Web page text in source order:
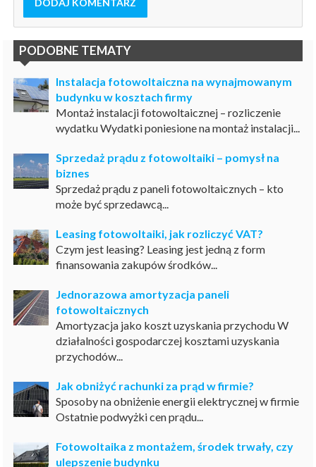
DODAJ KOMENTARZ
PODOBNE TEMATY
Instalacja fotowoltaiczna na wynajmowanym
budynku w kosztach firmy
Montaż instalacji fotowoltaicznej – rozliczenie
wydatku Wydatki poniesione na montaż instalacji...
Sprzedaż prądu z fotowoltaiki – pomysł na
biznes
Sprzedaż prądu z paneli fotowoltaicznych – kto
może być sprzedawcą...
Leasing fotowoltaiki, jak rozliczyć VAT?
Czym jest leasing? Leasing jest jedną z form
finansowania zakupów środków...
Jednorazowa amortyzacja paneli
fotowoltaicznych
Amortyzacja jako koszt uzyskania przychodu W
działalności gospodarczej kosztami uzyskania
przychodów...
Jak obniżyć rachunki za prąd w firmie?
Sposoby na obniżenie energii elektrycznej w firmie
Ostatnie podwyżki cen prądu...
Fotowoltaika z montażem, środek trwały, czy
ulepszenie budynku